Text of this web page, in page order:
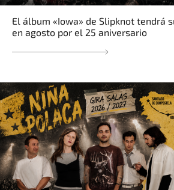
El álbum «Iowa» de Slipknot tendrá
en agosto por el 25 aniversario